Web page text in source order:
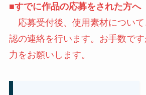
■すでに作品の応募をされた方へ
応募受付後、使用素材について
認の連絡を行います。お手数で
力をお願いします。